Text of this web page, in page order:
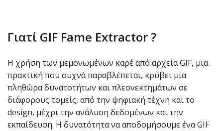
Γιατί GIF Fame Extractor ?
Η χρήση των μεμονωμένων καρέ από αρχεία GIF, μια
πρακτική που συχνά παραβλέπεται, κρύβει μια
πληθώρα δυνατοτήτων και πλεονεκτημάτων σε
διάφορους τομείς, από την ψηφιακή τέχνη και το
design, μέχρι την ανάλυση δεδομένων και την
εκπαίδευση. Η δυνατότητα να αποδομήσουμε ένα GIF